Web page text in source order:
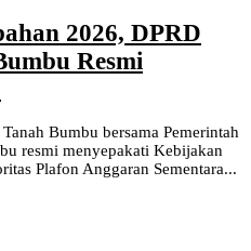
2026, DPRD
Resmi
Bumbu bersama Pemerintah
resmi menyepakati Kebijakan
Plafon Anggaran Sementara...